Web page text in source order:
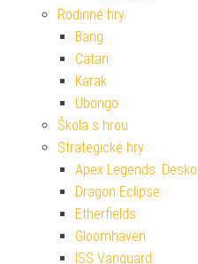
Rodinné hry
Bang
Catan
Karak
Ubongo
Škola s hrou
Strategické hry
Apex Legends:
Dragon Eclipse
Etherfields
Gloomhaven
ISS Vanguard